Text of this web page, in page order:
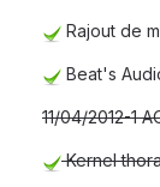
Rajout de
Beat's
11/04/2012-1
Kernel